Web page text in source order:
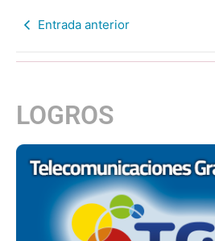
Entrada anterior
LOGROS